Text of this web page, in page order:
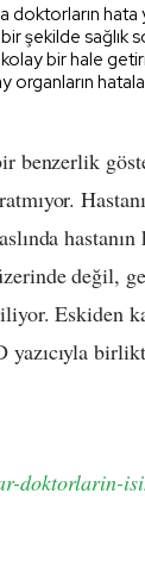
hata
şekilde sağlık
bir hale
değil,
Eskiden
yazıcıyla
doktorlarin-